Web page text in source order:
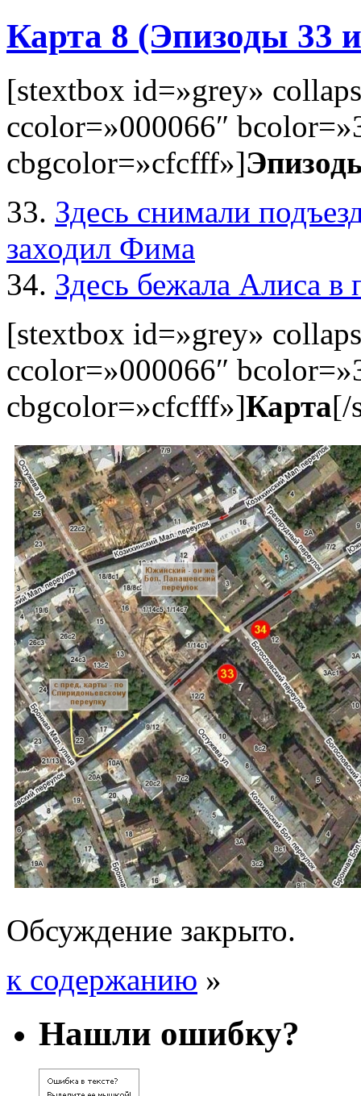
Карта 8 (Эпизоды 33
[stextbox id=»grey»
ccolor=»000066″
cbgcolor=»cfcfff»]
33. Здесь снимали
заходил Фима
34. Здесь бежала Алиса в
[stextbox id=»grey»
ccolor=»000066″
cbgcolor=»cfcfff»]Карта[/
Обсуждение закрыто.
к содержанию »
Нашли ошибку?